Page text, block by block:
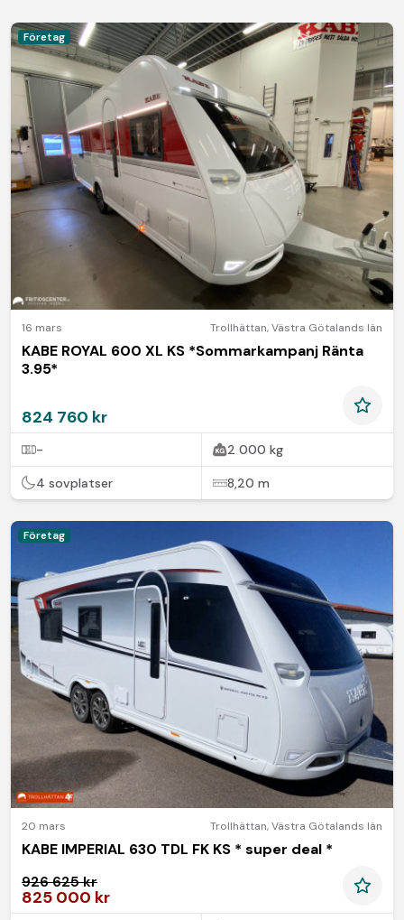
Företag
16 mars Trollhättan,Västra Götalands län
KABE ROYAL 600 XL KS *Sommarkampanj Ränta
3.95*
824 760 kr
- 2 000 kg
4 sovplatser 8,20 m
Företag
20 mars Trollhättan,Västra Götalands län
KABE IMPERIAL 630 TDL FK KS * super deal *
926 625 kr
825 000 kr